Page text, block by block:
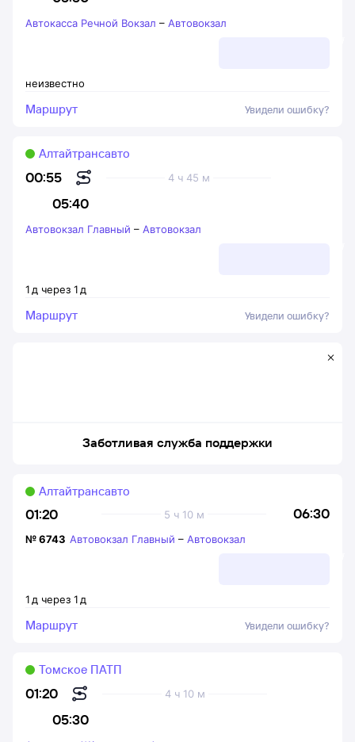
неизвестно
Автокасса Речной Вокзал – Автовокзал
Маршрут Увидели ошибку?
00:55
05:40
4 ч 45 м
Алтайтрансавто
1 д через 1 д
Автовокзал Главный – Автовокзал
Маршрут Увидели ошибку?
Заботливая служба поддержки
01:20 06:30
5 ч 10 м
Алтайтрансавто
1 д через 1 д
№6743 Автовокзал Главный – Автовокзал
Маршрут Увидели ошибку?
01:20
05:30
4 ч 10 м
Томское ПАТП